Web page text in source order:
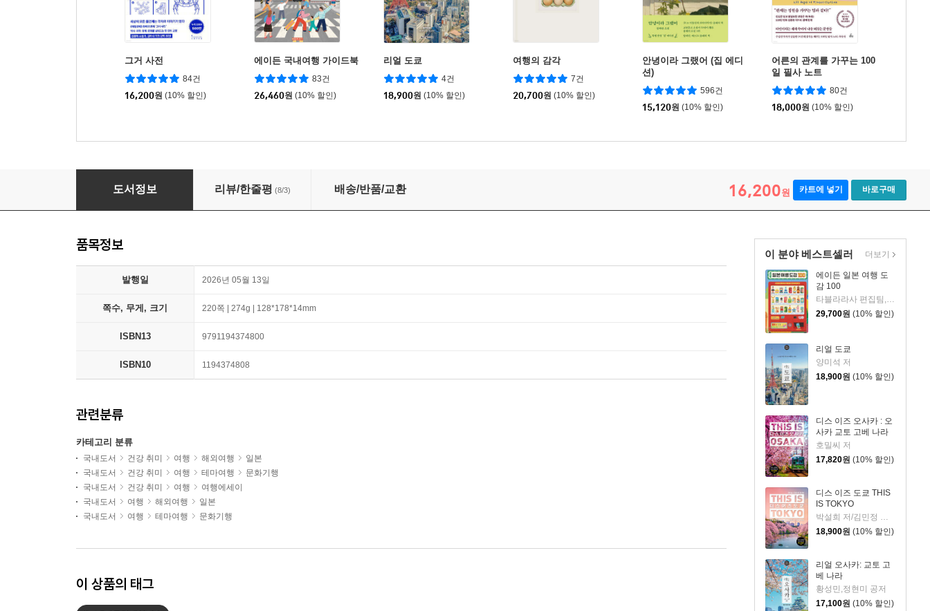
그거 사전
84건
16,200원 (10% 할인)
에이든 국내여행 가이드북
83건
26,460원 (10% 할인)
리얼 도쿄
4건
18,900원 (10% 할인)
여행의 감각
7건
20,700원 (10% 할인)
안녕이라 그랬어 (집 에디
션)
596건
15,120원 (10% 할인)
어른의 관계를 가꾸는 100
일 필사 노트
80건
18,000원 (10% 할인)
일본 상점 산책
도서정보 리뷰/한줄평 (8/3) 배송/반품/교환 16,200원 카트에 넣기 바로구매
이 분야 베스트셀러
에이든 일본 여행 도
감 100
타블라라사 편집팀,이정기 공저
29,700원 (10% 할인)
리얼 도쿄
양미석 저
18,900원 (10% 할인)
디스 이즈 오사카 : 오
사카 교토 고베 나라
호밀씨 저
17,820원 (10% 할인)
디스 이즈 도쿄 THIS
IS TOKYO
박설희 저/김민정 사진
18,900원 (10% 할인)
리얼 오사카: 교토 고
베 나라
황성민,정현미 공저
17,100원 (10% 할인)
더보기
품목정보
발행일 2026년 05월 13일
쪽수, 무게, 크기 220쪽 | 274g | 128*178*14mm
ISBN13 9791194374800
ISBN10 1194374808
관련분류
카테고리 분류
국내도서 건강 취미 여행 해외여행
일본
국내도서
건강 취미 여행 테마여행
문화기행
국내도서
건강 취미 여행
여행에세이
국내도서
여행 해외여행
일본
국내도서
여행 테마여행 문화기행
이 상품의 태그